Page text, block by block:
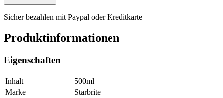
Sicher bezahlen mit Paypal oder Kreditkarte
Produktinformationen
Eigenschaften
Inhalt
500ml
Marke
Starbrite